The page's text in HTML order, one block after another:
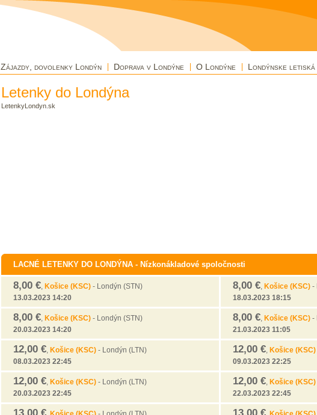
Zájazdy, dovolenky Londýn Doprava v Londýne O Londýne Londýnske letiská
Letenky do Londýna
LetenkyLondyn.sk
LACNÉ LETENKY DO LONDÝNA - Nízkonákladové spoločnosti
8,00 €, Košice (KSC) - Londýn (STN)
13.03.2023 14:20
8,00 €, Košice (KSC) -
18.03.2023 18:15
8,00 €, Košice (KSC) - Londýn (STN)
20.03.2023 14:20
8,00 €, Košice (KSC) -
21.03.2023 11:05
12,00 €, Košice (KSC) - Londýn (LTN)
08.03.2023 22:45
12,00 €, Košice (KSC)
09.03.2023 22:25
12,00 €, Košice (KSC) - Londýn (LTN)
20.03.2023 22:45
12,00 €, Košice (KSC)
22.03.2023 22:45